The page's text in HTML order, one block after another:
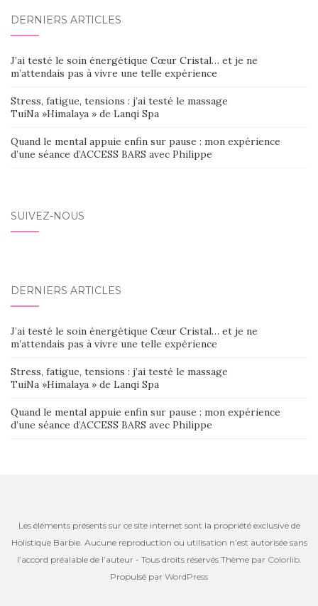
DERNIERS ARTICLES
J’ai testé le soin énergétique Cœur Cristal… et je ne
m’attendais pas à vivre une telle expérience
Stress, fatigue, tensions : j’ai testé le massage
TuiNa »Himalaya » de Lanqi Spa
Quand le mental appuie enfin sur pause : mon expérience
d’une séance d’ACCESS BARS avec Philippe
SUIVEZ-NOUS
DERNIERS ARTICLES
J’ai testé le soin énergétique Cœur Cristal… et je ne
m’attendais pas à vivre une telle expérience
Stress, fatigue, tensions : j’ai testé le massage
TuiNa »Himalaya » de Lanqi Spa
Quand le mental appuie enfin sur pause : mon expérience
d’une séance d’ACCESS BARS avec Philippe
Les éléments présents sur ce site internet sont la propriété exclusive de
Holistique Barbie. Aucune reproduction ou utilisation n’est autorisée sans
l’accord préalable de l’auteur - Tous droits réservés Thème par Colorlib.
Propulsé par WordPress